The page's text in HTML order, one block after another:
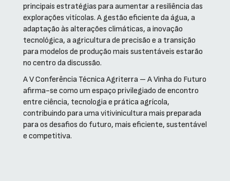
principais estratégias para aumentar a resiliência das
explorações vitícolas. A gestão eficiente da água, a
adaptação às alterações climáticas, a inovação
tecnológica, a agricultura de precisão e a transição
para modelos de produção mais sustentáveis estarão
no centro da discussão.
A V Conferência Técnica Agriterra – A Vinha do Futuro
afirma-se como um espaço privilegiado de encontro
entre ciência, tecnologia e prática agrícola,
contribuindo para uma vitivinicultura mais preparada
para os desafios do futuro, mais eficiente, sustentável
e competitiva.